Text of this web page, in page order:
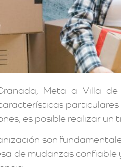
Meta a Villa
es posible realizar
son
de mudanzas